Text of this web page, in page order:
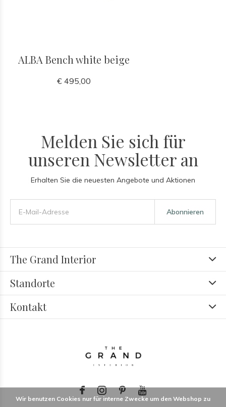
ALBA Bench white beige
€ 495,00
Melden Sie sich für
unseren Newsletter an
Erhalten Sie die neuesten Angebote und Aktionen
Abonnieren
The Grand Interior
Standorte
Kontakt
Wir benutzen Cookies nur für interne Zwecke um den Webshop zu